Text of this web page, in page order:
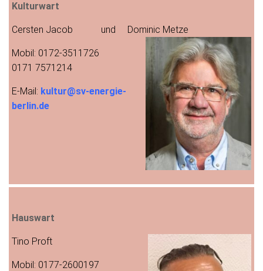
Kulturwart
Cersten Jacob und Dominic Metze
Mobil: 0172-3511726
0171 7571214
E-Mail: kultur@sv-energie-
berlin.de
Hauswart
Tino Proft
Mobil: 0177-2600197